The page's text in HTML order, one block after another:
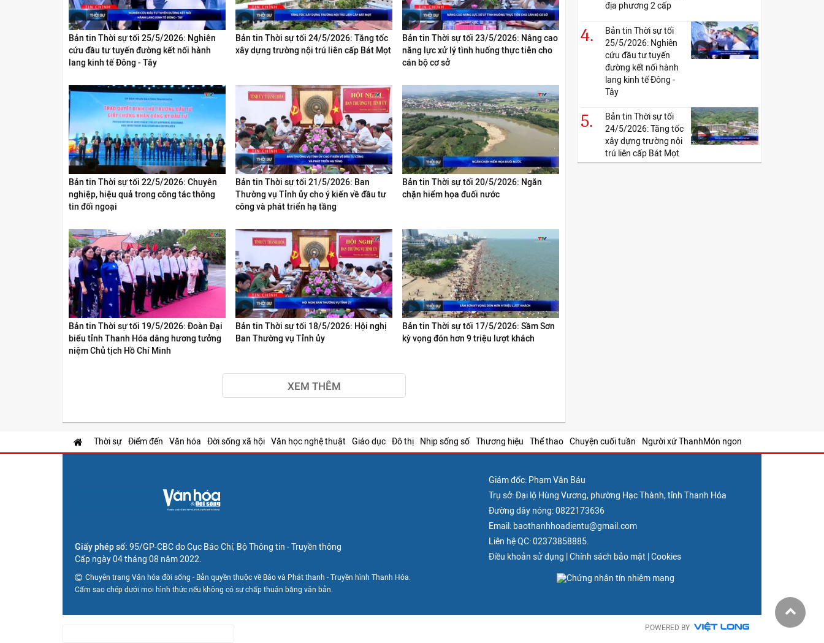
địa phương 2 cấp
4.
Bản tin Thời sự tối
25/5/2026: Nghiên
cứu đầu tư tuyến
đường kết nối hành
lang kinh tế Đông -
Tây
5.
Bản tin Thời sự tối
24/5/2026: Tăng tốc
xây dựng trường nội
trú liên cấp Bát Mọt
Bản tin Thời sự tối 25/5/2026: Nghiên
cứu đầu tư tuyến đường kết nối hành
lang kinh tế Đông - Tây
Bản tin Thời sự tối 24/5/2026: Tăng tốc
xây dựng trường nội trú liên cấp Bát Mọt
Bản tin Thời sự tối 23/5/2026: Nâng cao
năng lực xử lý tình huống thực tiễn cho
cán bộ cơ sở
Bản tin Thời sự tối 22/5/2026: Chuyên
nghiệp, hiệu quả trong công tác thông
tin đối ngoại
Bản tin Thời sự tối 21/5/2026: Ban
Thường vụ Tỉnh ủy cho ý kiến về đầu tư
công và phát triển hạ tầng
Bản tin Thời sự tối 20/5/2026: Ngăn
chặn hiểm họa đuối nước
Bản tin Thời sự tối 19/5/2026: Đoàn Đại
biểu tỉnh Thanh Hóa dâng hương tưởng
niệm Chủ tịch Hồ Chí Minh
Bản tin Thời sự tối 18/5/2026: Hội nghị
Ban Thường vụ Tỉnh ủy
Bản tin Thời sự tối 17/5/2026: Sầm Sơn
kỳ vọng đón hơn 9 triệu lượt khách
XEM THÊM
Thời sự Điểm đến Văn hóa Đời sống xã hội Văn học nghệ thuật Giáo dục Đô thị Nhịp sống số Thương hiệu Thể thao Chuyện cuối tuần Người xứ ThanhMón ngon
Giấy phép số: 95/GP-CBC do Cục Báo Chí, Bộ Thông tin - Truyền thông
Cấp ngày 04 tháng 08 năm 2022.
Chuyên trang Văn hóa đời sống - Bản quyền thuộc về Báo và Phát thanh - Truyền hình Thanh Hóa.
Cấm sao chép dưới mọi hình thức nếu không có sự chấp thuận bằng văn bản.
Giám đốc: Phạm Văn Báu
Trụ sở: Đại lộ Hùng Vương, phường Hạc Thành, tỉnh Thanh Hóa
Đường dây nóng: 0822173636
Email: baothanhhoadientu@gmail.com
Liên hệ QC: 02373858885.
Điều khoản sử dụng
Chính sách bảo mật Cookies
POWERED BY